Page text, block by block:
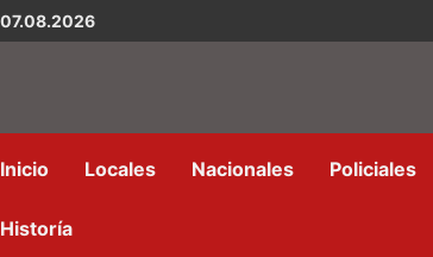
07.08.2026
Inicio Locales Nacionales Policiales
Historía